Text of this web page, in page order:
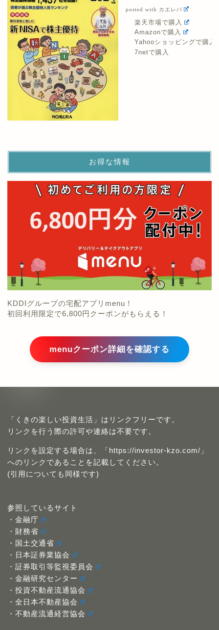
posted with カエレバ
楽天市場で購入
Amazonで購入
Yahooショッピングで購入
7netで購入
お得な情報
KDDIグループの宅配アプリmenu！
初回利用限定で6,800円クーポンがもらえる！
menuクーポン詳細を確認する
「くきの楽しい投資生活」はリンクフリーです。
リンクを行う際の許可や連絡は不要です。
リンクを設定する場合は、「https://investor-kzo.com/」
へのリンクであることを記載してください。
(引用についても同様です)
参照しているサイト
・金融庁
・財務省
・国土交通省
・日本証券業協会
・証券取引等監視委員会
・金融研究センター
・投資不動産流通協会
・全日本不動産協会
・不動産流通経営協会